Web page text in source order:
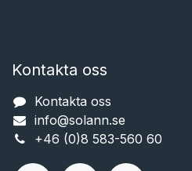
Kontakta oss
Kontakta oss
info@solann.se​​​​​​
+46 (0)8 583-560 60